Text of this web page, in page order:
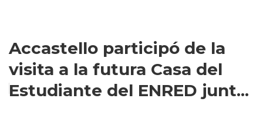
Accastello participó de la
visita a la futura Casa del
Estudiante del ENRED junt...